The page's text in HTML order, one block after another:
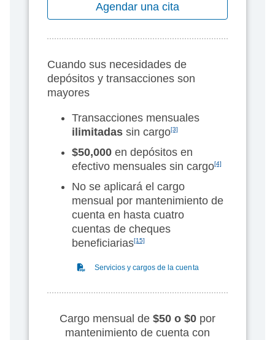
Agendar una cita
Cuando sus necesidades de
depósitos y transacciones son
mayores
Transacciones mensuales
ilimitadas sin cargo[3]
$50,000 en depósitos en
efectivo mensuales sin cargo[4]
No se aplicará el cargo
mensual por mantenimiento de
cuenta en hasta cuatro
cuentas de cheques
beneficiarias[15]
(PDF)
Servicios y cargos de la cuenta
Cargo mensual de $50 o $0 por
mantenimiento de cuenta con